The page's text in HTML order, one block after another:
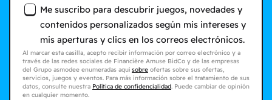
Me suscribo para descubrir juegos, novedades y
contenidos personalizados según mis intereses y
mis aperturas y clics en los correos electrónicos.
Al marcar esta casilla, acepto recibir información por correo electrónico y a
través de las redes sociales de Financière Amuse BidCo y de las empresas
del Grupo asmodee enumeradas aquí sobre ofertas sobre sus ofertas,
servicios, juegos y eventos. Para más información sobre el tratamiento de sus
datos, consulte nuestra Política de confidencialidad. Puede cambiar de opinión
en cualquier momento.